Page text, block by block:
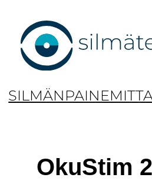
sisältöön
OkuStim 2